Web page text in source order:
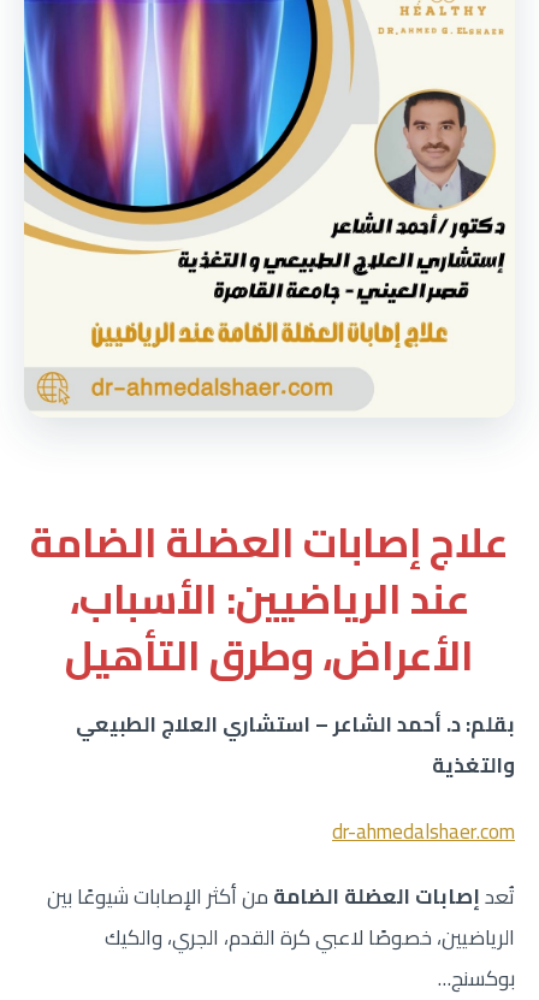
علاج إصابات العضلة الضامة
عند الرياضيين: الأسباب،
الأعراض، وطرق التأهيل
بقلم: د. أحمد الشاعر – استشاري العلاج الطبيعي
والتغذية
dr-ahmedalshaer.com
تُعدإصابات العضلة الضامةمن أكثر الإصابات شيوعًا بين
الرياضيين، خصوصًا لاعبي كرة القدم، الجري، والكيك
بوكسنج…